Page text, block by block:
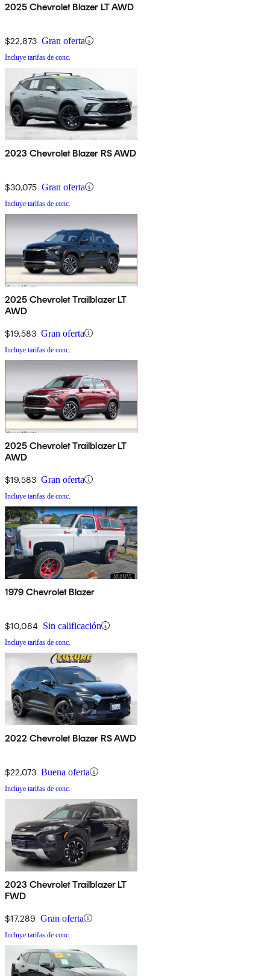
2025 Chevrolet Blazer LT AWD
$22,873 Gran oferta
Incluye tarifas de conc.
2023 Chevrolet Blazer RS AWD
$30,075 Gran oferta
Incluye tarifas de conc.
2025 Chevrolet Trailblazer LT
AWD
$19,583 Gran oferta
Incluye tarifas de conc.
2025 Chevrolet Trailblazer LT
AWD
$19,583 Gran oferta
Incluye tarifas de conc.
1979 Chevrolet Blazer
$10,084 Sin calificación
Incluye tarifas de conc.
2022 Chevrolet Blazer RS AWD
$22,073 Buena oferta
Incluye tarifas de conc.
2023 Chevrolet Trailblazer LT
FWD
$17,289 Gran oferta
Incluye tarifas de conc.